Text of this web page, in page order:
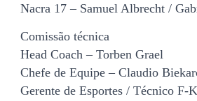
Nacra 17 – Samuel Albrecht /
Comissão técnica
Head Coach – Torben Grael
Chefe de Equipe – Claudio
Gerente de Esportes / Técnico F-